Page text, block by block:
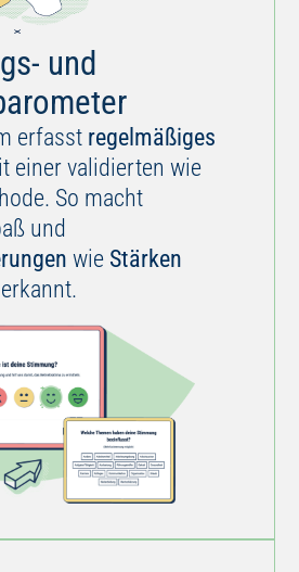
und
erfasstregelmäßiges
einer validierten wie
So macht
und